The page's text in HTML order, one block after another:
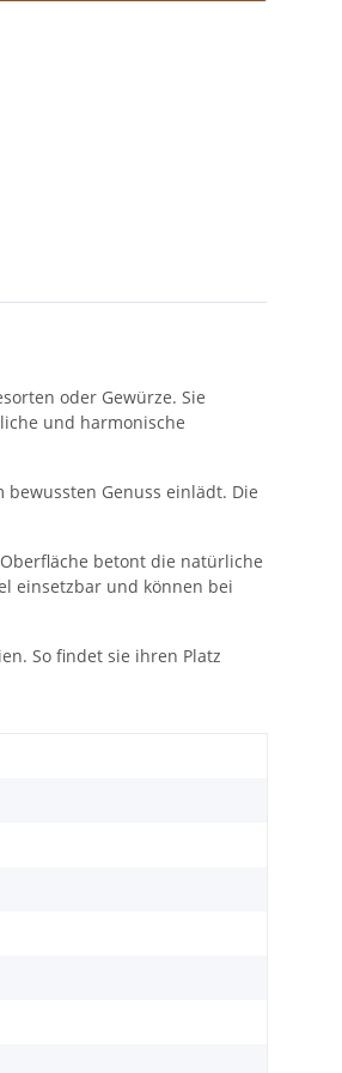
oder Gewürze. Sie
und harmonische
Genuss einlädt. Die
betont die natürliche
einsetzbar und können bei
So findet sie ihren Platz